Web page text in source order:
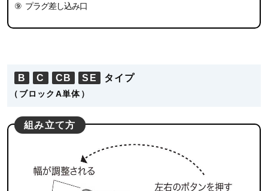
⑨ プラグ差し込み口
B C CB SE タイプ
（ブロックA単体）
組み立て方